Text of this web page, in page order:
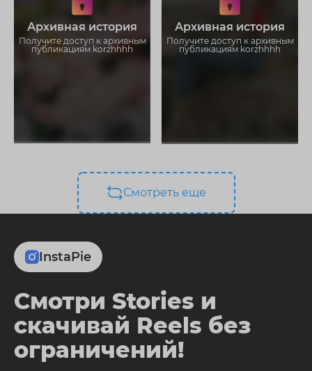
Архивная история
Получите доступ к архивным
публикациям korzhhhh
Не отвлекайтесь на рекламу
Загружайте истории без
ограничений
Архивная история
Получите доступ к архивным
публикациям korzhhhh
Не отвлекайтесь на рекламу
Загружайте истории без
ограничений
Смотреть еще
InstaPie
Смотри Stories и
скачивай Reels без
ограничений!